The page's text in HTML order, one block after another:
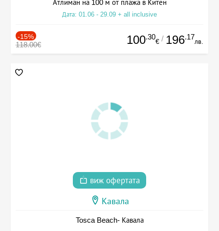
Атлиман на 100 м от плажа в Китен
Дата: 01.06 - 29.09 + all inclusive
-15%
118.00€ 100.30
€ / 196.17
лв.
виж офертата
Кавала
Tosca Beach- Кавала